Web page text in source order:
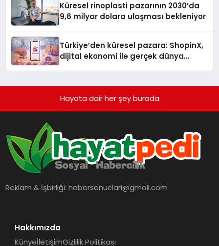
Küresel rinoplasti pazarının 2030’da
9,6 milyar dolara ulaşması bekleniyor
Türkiye’den küresel pazara: ShopinX,
dijital ekonomi ile gerçek dünya
Hayata dair her şey burada
Reklam & İşbirliği:habersonuclari@gmail.com
Hakkımızda
KünyeİletişimGizlilik Politikası